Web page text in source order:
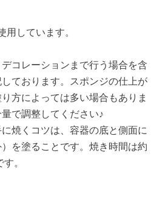
用しています。
コレーションまで行う場合を含
ております。スポンジの仕上が
方によっては多い場合もありま
で調整してください♪
焼くコツは、容器の底と側面に
を塗ることです。焼き時間は約
。